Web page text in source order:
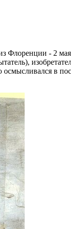
Флоренции - 2
осмысливался в